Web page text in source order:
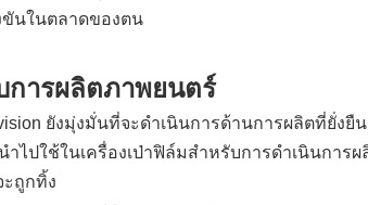
ขันในตลาดของตน
การผลิตภาพยนตร์
ยังมุ่งมั่นที่จะดำเนินการด้านการผลิตที่ยั่ง
ำไปใช้ในเครื่องเป่าฟิล์มสำหรับการดำเนินกา
ถูกทิ้ง